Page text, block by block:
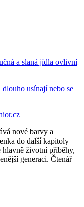
a slaná jídla ovlivní
usínají nebo se
nové barvy a
do další kapitoly
hlavně životní příběhy,
generaci. Čtenář